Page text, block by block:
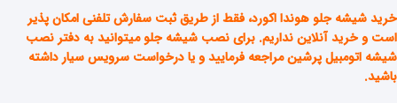
خرید شیشه جلو هوندا اکورد، فقط از طریق ثبت سفارش تلفنی امکان پذیر
است و خرید آنلاین نداریم. برای نصب شیشه جلو میتوانید به دفتر نصب
شیشه اتومبیل پرشین مراجعه فرمایید و یا درخواست سرویس سیار داشته
باشید.